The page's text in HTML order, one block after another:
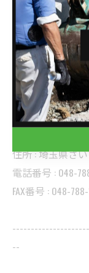
朝霞市溝沼。
型枠ブロック積
住所 : 埼玉県さ
電話番号 : 048-
FAX番号 : 048-
--